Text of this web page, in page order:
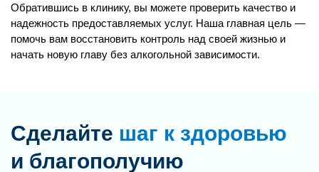
Обратившись в клинику, вы можете проверить качество и
надежность предоставляемых услуг. Наша главная цель —
помочь вам восстановить контроль над своей жизнью и
начать новую главу без алкогольной зависимости.
Сделайте шаг к здоровью
и благополучию